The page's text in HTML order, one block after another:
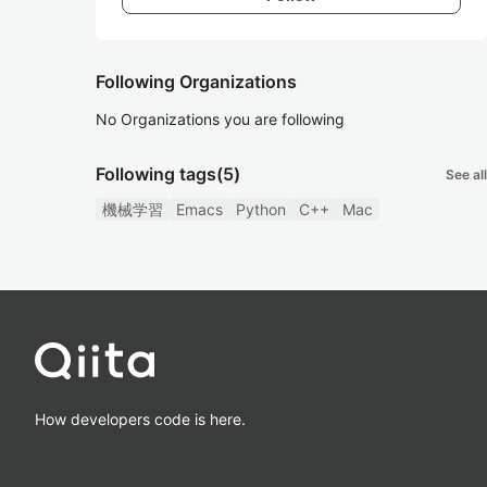
Following Organizations
No Organizations you are following
Following tags(5) See all
機械学習 Emacs Python C++ Mac
How developers code is here.